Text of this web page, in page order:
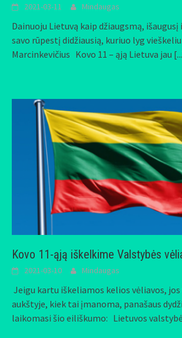
2021-03-11 Mindaugas
Dainuoju Lietuvą kaip džiaugsmą, išaugusį
savo rūpestį didžiausią, kuriuo lyg
Marcinkevičius Kovo 11 – ąją Lietuva jau
Kovo 11-ąją iškelkime Valstybės
2021-03-10 Mindaugas
Jeigu kartu iškeliamos kelios vėliavos,
aukštyje, kiek tai įmanoma, panašaus
laikomasi šio eiliškumo: Lietuvos